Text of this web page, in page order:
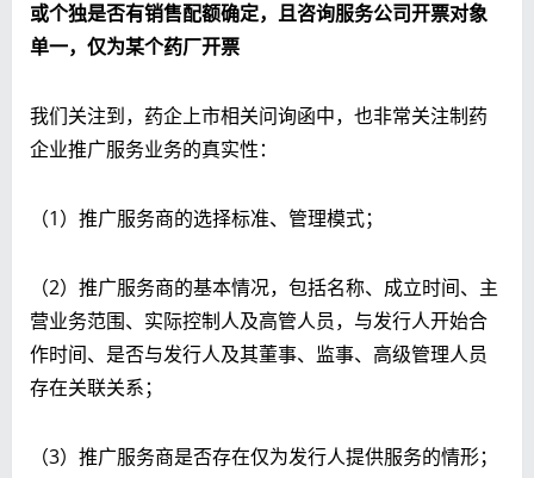
或个独是否有销售配额确定，且咨询服务公司开票对象
单一，仅为某个药厂开票
我们关注到，药企上市相关问询函中，也非常关注制药
企业推广服务业务的真实性：
（1）推广服务商的选择标准、管理模式；
（2）推广服务商的基本情况，包括名称、成立时间、主
营业务范围、实际控制人及高管人员，与发行人开始合
作时间、是否与发行人及其董事、监事、高级管理人员
存在关联关系；
（3）推广服务商是否存在仅为发行人提供服务的情形；